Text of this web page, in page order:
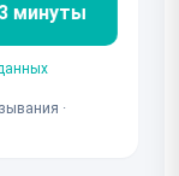
минуты
·